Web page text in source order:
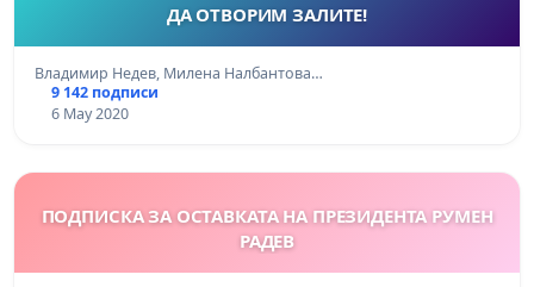
ДА ОТВОРИМ ЗАЛИТЕ!
Владимир Недев, Милена Налбантова…
9 142 подписи
6 May 2020
ПОДПИСКА ЗА ОСТАВКАТА НА ПРЕЗИДЕНТА РУМЕН
РАДЕВ